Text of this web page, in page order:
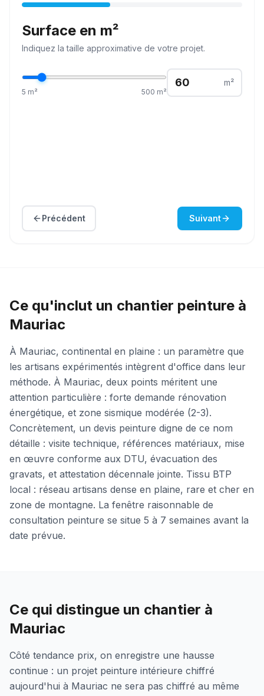
Surface en m²
Indiquez lataille approximative de votre projet.
5 m² 500 m²
m²
Précédent Suivant
Ce qu'inclut un chantier peinture à
Mauriac
À Mauriac, continental en plaine : un paramètre que
les artisans expérimentés intègrent d'office dans leur
méthode. À Mauriac, deux points méritent une
attention particulière : forte demande rénovation
énergétique, et zone sismique modérée (2-3).
Concrètement, un devis peinture digne de ce nom
détaille : visite technique, références matériaux, mise
en œuvre conforme aux DTU, évacuation des
gravats, et attestation décennale jointe. Tissu BTP
local : réseau artisans dense en plaine, rare et cher en
zone de montagne. La fenêtre raisonnable de
consultation peinture se situe 5 à 7 semaines avant la
date prévue.
Ce qui distingue un chantier à
Mauriac
Côté tendance prix, on enregistre une hausse
continue : un projet peinture intérieure chiffré
aujourd'hui à Mauriac ne sera pas chiffré au même